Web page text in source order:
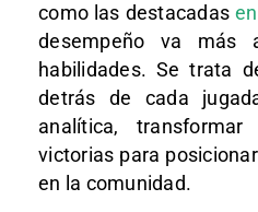
como las destacadas
desempeño va más
habilidades. Se trata
detrás de cada
analítica,
victorias para
en la comunidad.